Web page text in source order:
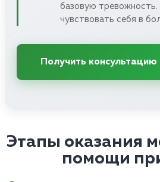
базовую
чувствовать себя в
Получить консультацию
Этапы оказания
помощи